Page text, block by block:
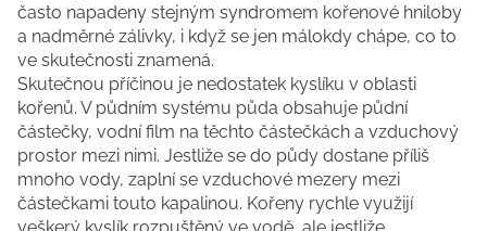
často napadeny stejným syndromem kořenové hniloby
a nadměrné zálivky, i když se jen málokdy chápe, co to
ve skutečnosti znamená.
Skutečnou příčinou je nedostatek kyslíku v oblasti
kořenů. V půdním systému půda obsahuje půdní
částečky, vodní film na těchto částečkách a vzduchový
prostor mezi nimi. Jestliže se do půdy dostane příliš
mnoho vody, zaplní se vzduchové mezery mezi
částečkami touto kapalinou. Kořeny rychle využijí